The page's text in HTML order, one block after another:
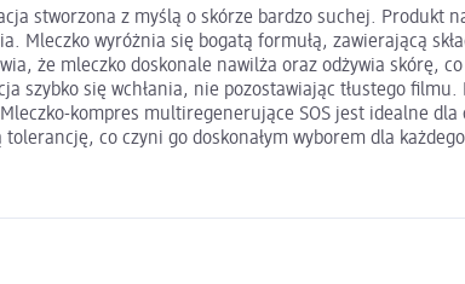
stworzona z myślą o skórze bardzo suchej. Produkt
Mleczko wyróżnia się bogatą formułą, zawierającą
że mleczko doskonale nawilża oraz odżywia skórę,
szybko się wchłania, nie pozostawiając tłustego
kompres multiregenerujące SOS jest idealne
co czyni go doskonałym wyborem dla